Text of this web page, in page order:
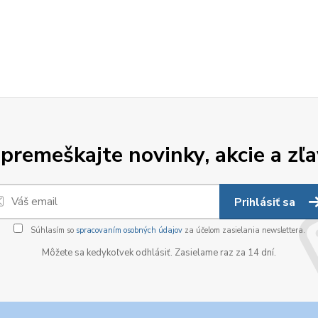
novinky, akcie a
Prihlásiť sa
Súhlasím so spracovaním osobných údajovza účelom zasielania newslettera.
Môžete sa kedykoľvek odhlásiť. Zasielame raz za 14 dní.